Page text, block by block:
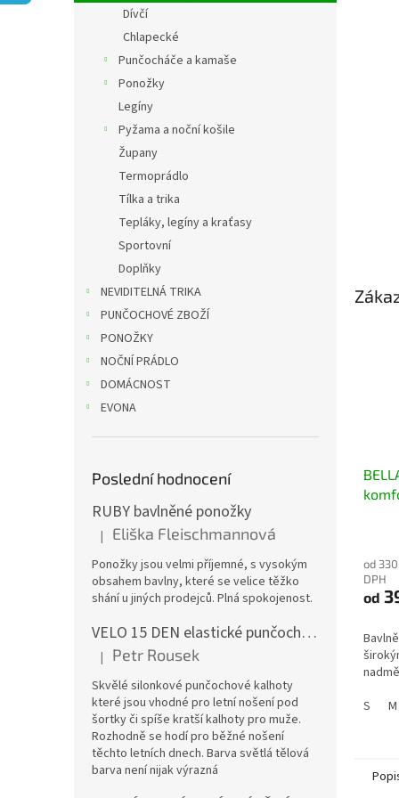
n
Dívčí
Chlapecké
Punčocháče a kamaše
Ponožky
Legíny
Pyžama a noční košile
Župany
Termoprádlo
Tílka a trika
Tepláky, legíny a kraťasy
Sportovní
Doplňky
NEVIDITELNÁ TRIKA
PUNČOCHOVÉ ZBOŽÍ
PONOŽKY
NOČNÍ PRÁDLO
DOMÁCNOST
EVONA
Poslední hodnocení
RUBY bavlněné ponožky
Hodnocení produktu je 5 z 5 hvězdiček.
| Eliška Fleischmannová
Ponožky jsou velmi příjemné, s vysokým
obsahem bavlny, které se velice těžko
shání u jiných prodejců. Plná spokojenost.
VELO 15 DEN elastické punčochové kalhoty
Hodnocení produktu je 5 z 5 hvězdiček.
| Petr Rousek
Skvělé silonkové punčochové kalhoty
které jsou vhodné pro letní nošení pod
šortky či spíše kratší kalhoty pro muže.
Rozhodně se hodí pro běžné nošení
těchto letních dnech. Barva světlá tělová
barva není nijak výrazná
od
DPH
od
S
M